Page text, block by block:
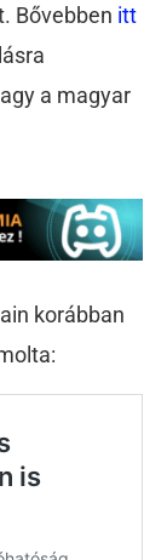
Bővebben itt
a magyar
korábban